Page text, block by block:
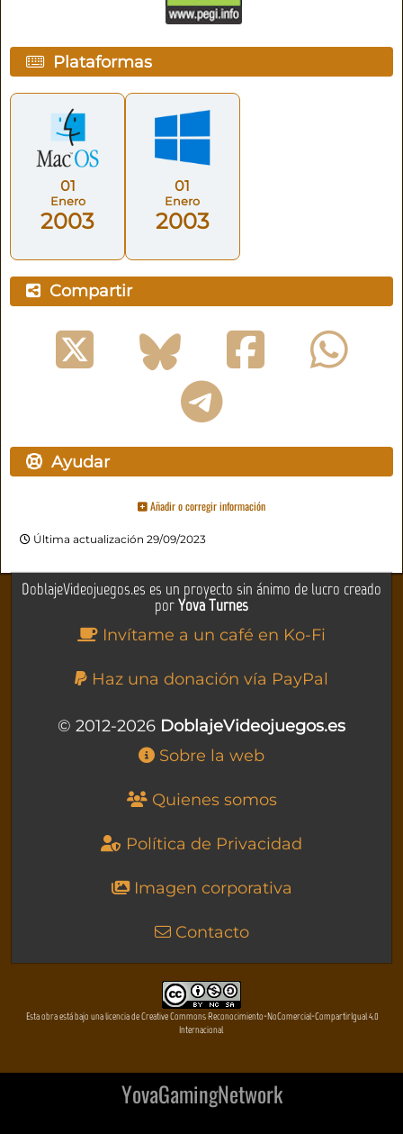
Plataformas
01
Enero
2003
01
Enero
2003
Compartir
Ayudar
Añadir o corregir información
Última actualización 29/09/2023
DoblajeVideojuegos.es es un proyecto sin ánimo de lucro creado
porYova Turnes
Invítame a un café en Ko-Fi
Haz una donación vía PayPal
© 2012-2026 DoblajeVideojuegos.es
Sobre la web
Quienes somos
Política de Privacidad
Imagen corporativa
Contacto
Esta obra está bajo una licencia de Creative Commons Reconocimiento-NoComercial-CompartirIgual 4.0
Internacional
YovaGamingNetwork